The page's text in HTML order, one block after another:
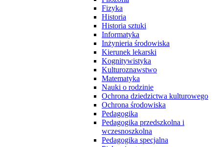
Fizyka
Historia
Historia sztuki
Informatyka
Inżynieria środowiska
Kierunek lekarski
Kognitywistyka
Kulturoznawstwo
Matematyka
Nauki o rodzinie
Ochrona dziedzictwa kulturowego
Ochrona środowiska
Pedagogika
Pedagogika przedszkolna i
wczesnoszkolna
Pedagogika specjalna